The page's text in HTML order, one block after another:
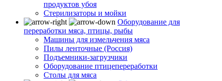
продуктов убоя
Стерилизаторы и мойки
Оборудование для
переработки мяса, птицы, рыбы
Машины для измельчения мяса
Пилы ленточные (Россия)
Подъемники-загрузчики
Оборудование птицепереработки
Столы для мяса